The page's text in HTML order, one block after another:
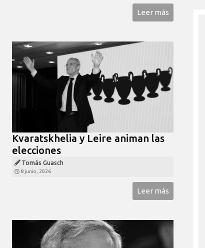
Leer más
Kvaratskhelia y Leire animan las
elecciones
Tomás Guasch
8 junio, 2026
Leer más